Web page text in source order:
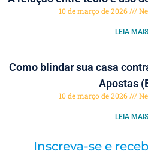
10 de março de 2026
LEIA
Como blindar sua casa
Apostas
10 de março de 2026
LEIA
Inscreva-se e